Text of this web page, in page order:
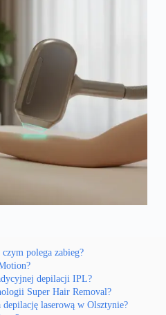
polega zabieg?
depilacji IPL?
Super Hair Removal?
laserową w Olsztynie?